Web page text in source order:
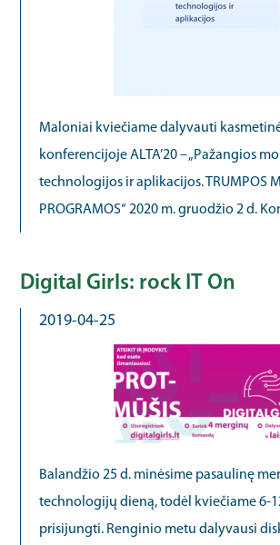
Maloniai kviečiame dalyvauti
konferencijoje ALTA’20 – „Pažangios
technologijos ir aplikacijos. TRUMPOS
PROGRAMOS“ 2020 m. gruodžio 2 d.
Digital Girls: rock IT On
2019-04-25
Balandžio 25 d. minėsime pasaulinę
technologijų dieną, todėl kviečiame 6-
prisijungti. Renginio metu dalyvausi